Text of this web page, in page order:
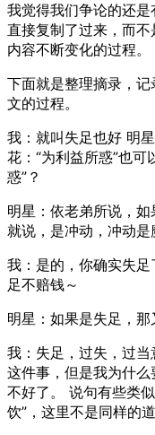
我觉得我们争论的还
直接复制了过来，而
内容不断变化的过程。
下面就是整理摘录，
文的过程。
我：就叫失足也好 明
花：“为利益所惑”也
惑”？
明星：依老弟所说，
就说，是冲动，冲动是
我：是的，你确实失
足不赔钱～
明星：如果是失足，
我：失足，过失，过
这件事，但是我为什么
不好了。 说句有些类
饮”，这里不是同样的